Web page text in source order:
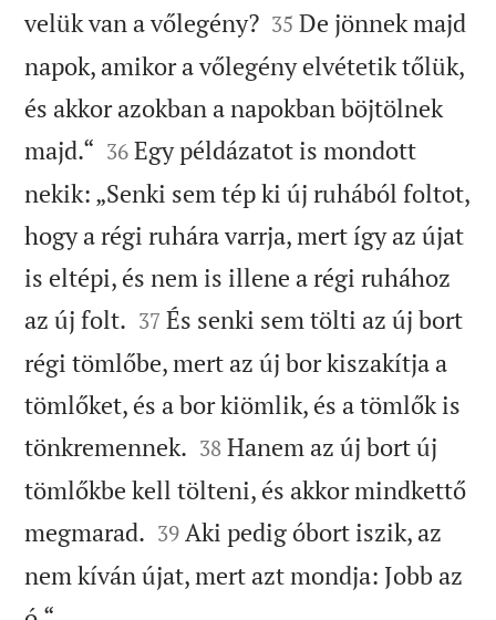
velük van a vőlegény?
35 De jönnek majd
napok, amikor a vőlegény elvétetik tőlük,
és akkor azokban a napokban böjtölnek
majd.“ 

36 Egy példázatot is mondott
nekik: „Senki sem tép ki új ruhából foltot,
hogy a régi ruhára varrja, mert így az újat
is eltépi, és nem is illene a régi ruhához
az új folt. 

37 És senki sem tölti az új bort
régi tömlőbe, mert az új bor kiszakítja a
tömlőket, és a bor kiömlik, és a tömlők is
tönkremennek. 

38 Hanem az új bort új
tömlőkbe kell tölteni, és akkor mindkettő
megmarad. 

39 Aki pedig óbort iszik, az
nem kíván újat, mert azt mondja: Jobb az